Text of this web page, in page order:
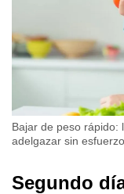
Bajar de peso rápido:
adelgazar sin esfuerzo
Segundo